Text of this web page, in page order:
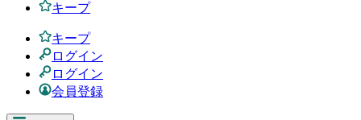
キープ
キープ
ログイン
ログイン
会員登録